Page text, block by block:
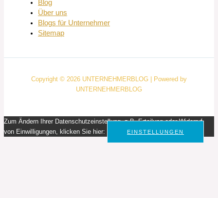
Blog
Über uns
Blogs für Unternehmer
Sitemap
Copyright © 2026 UNTERNEHMERBLOG | Powered by
UNTERNEHMERBLOG
Zum Ändern Ihrer Datenschutzeinstellung, z.B. Erteilung oder Widerruf
von Einwilligungen, klicken Sie hier:
EINSTELLUNGEN